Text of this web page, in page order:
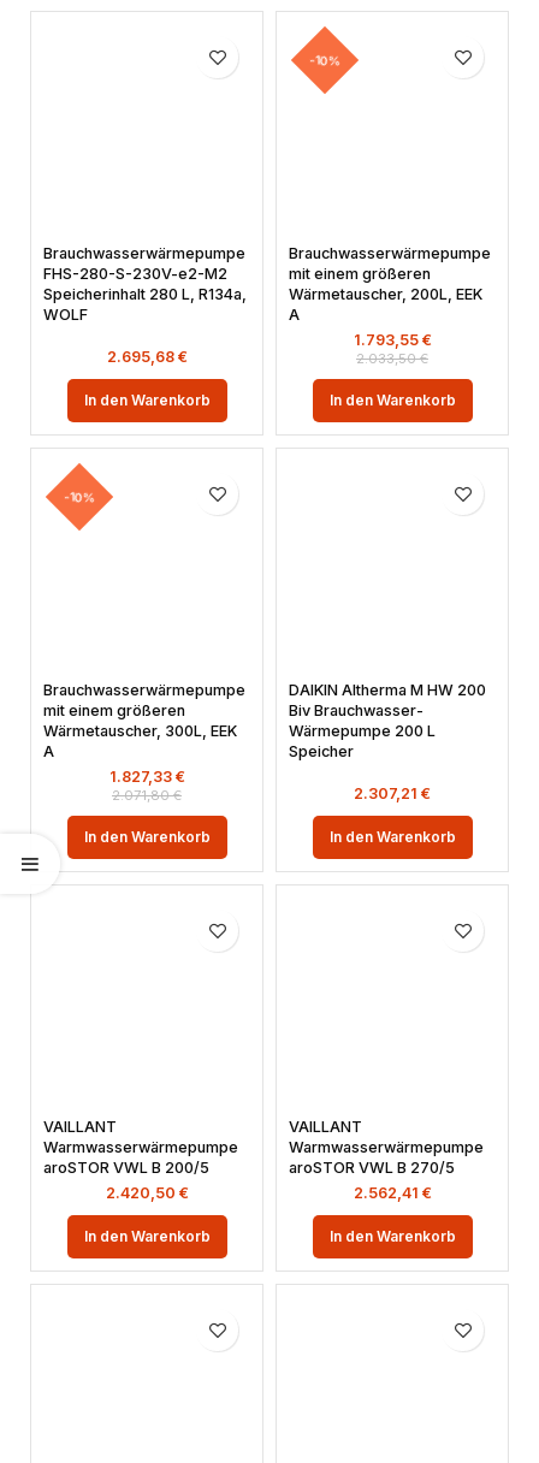
Brauchwasserwärmepumpe
FHS-280-S-230V-e2-M2
Speicherinhalt 280 L, R134a,
WOLF
2.695,68 €
In den Warenkorb
-10%
Brauchwasserwärmepumpe
mit einem größeren
Wärmetauscher, 200L, EEK
A
2.033,50€
1.793,55 €
In den Warenkorb
-10%
Brauchwasserwärmepumpe
mit einem größeren
Wärmetauscher, 300L, EEK
A
2.071,80€
1.827,33 €
In den Warenkorb
DAIKIN Altherma M HW 200
Biv Brauchwasser-
Wärmepumpe 200 L
Speicher
2.307,21 €
In den Warenkorb
VAILLANT
Warmwasserwärmepumpe
aroSTOR VWL B 200/5
2.420,50 €
In den Warenkorb
VAILLANT
Warmwasserwärmepumpe
aroSTOR VWL B 270/5
2.562,41 €
In den Warenkorb